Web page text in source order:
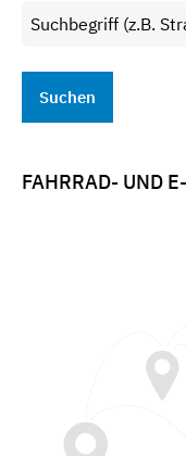
FAHRRAD- UND